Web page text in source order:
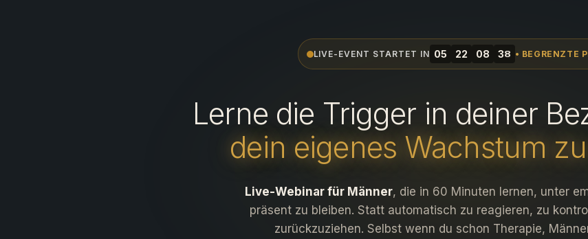
LIVE-EVENT STARTET IN 05 22 08 38 • BEGRENZTE
Lerne die Trigger in deiner
dein eigenes Wachstum
Live-Webinar für Männer, die in 60 Minuten lernen, unter
präsent zu bleiben. Statt automatisch zu reagieren, zu
zurückzuziehen. Selbst wenn du schon Therapie,